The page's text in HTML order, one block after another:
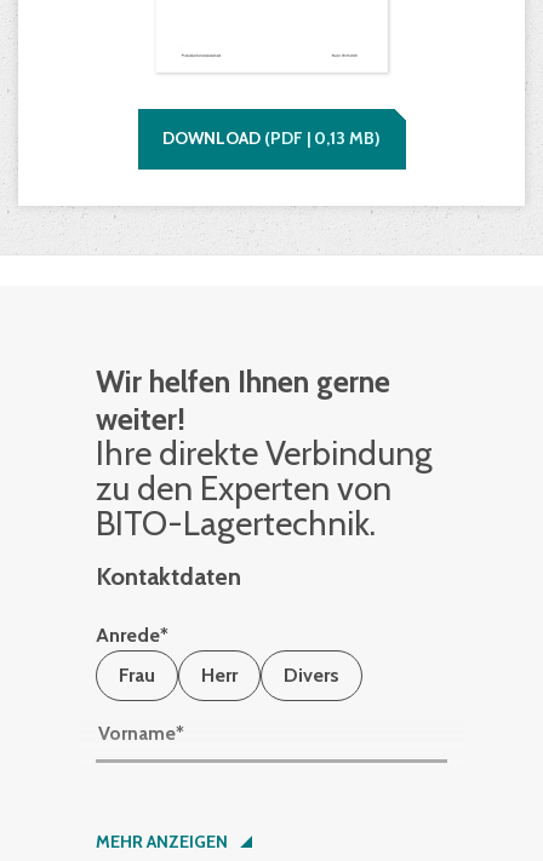
DOWNLOAD (PDF | 0,13 MB)
Wir helfen Ihnen gerne
weiter!
Ihre di­rek­te Ver­bin­dung
zu den Ex­per­ten von
BITO-La­ger­tech­nik.
Kontaktdaten
Anrede*
Frau
Herr Divers
Vorname*
Nachname*
MEHR ANZEIGEN